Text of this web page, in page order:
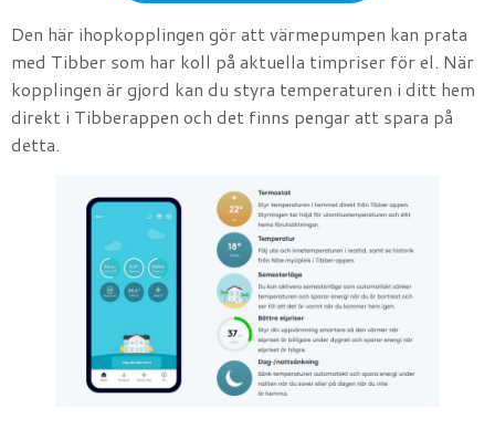
Den här ihopkopplingen gör att värmepumpen kan prata
med Tibber som har koll på aktuella timpriser för el. När
kopplingen är gjord kan du styra temperaturen i ditt hem
direkt i Tibberappen och det finns pengar att spara på
detta.